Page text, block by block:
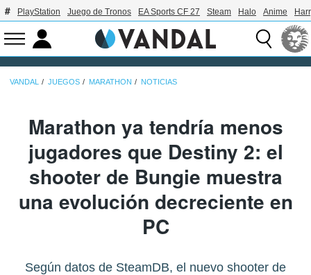
PlayStation Juego de Tronos EA Sports CF 27 Steam Halo Anime
VANDAL JUEGOS MARATHON NOTICIAS
Marathon ya tendría menos
jugadores que Destiny 2: el
shooter de Bungie muestra
una evolución decreciente en
PC
Según datos de SteamDB, el nuevo shooter de